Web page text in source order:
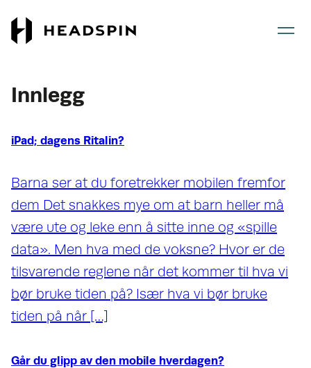
Gå
Innlegg
iPad; dagens Ritalin?
Barna ser at du foretrekker mobilen fremfor
dem Det snakkes mye om at barn heller må
være ute og leke enn å sitte inne og «spille
data». Men hva med de voksne? Hvor er de
tilsvarende reglene når det kommer til hva vi
bør bruke tiden på? Især hva vi bør bruke
tiden på når […]
Går du glipp av den mobile hverdagen?